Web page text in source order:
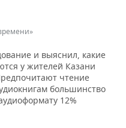
и выяснил, какие
у жителей Казани
чтение
большинство
12%